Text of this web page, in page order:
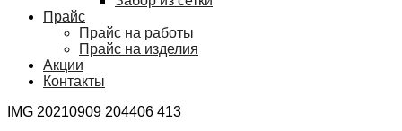
Прайс
Прайс на работы
Прайс на изделия
Акции
Контакты
IMG 20210909 204406 413